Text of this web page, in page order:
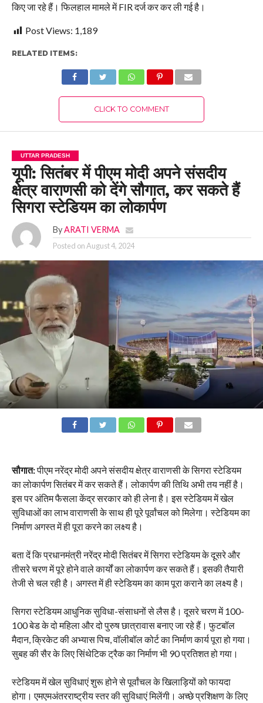
किए जा रहे हैं। फिलहाल मामले में FIR दर्ज कर कर ली गई है।
Post Views: 1,189
RELATED ITEMS:
CLICK TO COMMENT
UTTAR PRADESH
यूपी: सितंबर में पीएम मोदी अपने संसदीय
क्षेत्र वाराणसी को देंगे सौगात, कर सकते हैं
सिगरा स्टेडियम का लोकार्पण
By ARATI VERMA
Posted onAugust 4, 2024
सौगात:पीएम नरेंद्र मोदी अपने संसदीय क्षेत्र वाराणसी के सिगरा स्टेडियम
का लोकार्पण सितंबर में कर सकते हैं। लोकार्पण की तिथि अभी तय नहीं है।
इस पर अंतिम फैसला केंद्र सरकार को ही लेना है। इस स्टेडियम में खेल
सुविधाओं का लाभ वाराणसी के साथ ही पूरे पूर्वांचल को मिलेगा। स्टेडियम का
निर्माण अगस्त में ही पूरा करने का लक्ष्य है।
बता दें कि प्रधानमंत्री नरेंद्र मोदी सितंबर में सिगरा स्टेडियम के दूसरे और
तीसरे चरण में पूरे होने वाले कार्यों का लोकार्पण कर सकते हैं। इसकी तैयारी
तेजी से चल रही है। अगस्त में ही स्टेडियम का काम पूरा कराने का लक्ष्य है।
सिगरा स्टेडियम आधुनिक सुविधा-संसाधनों से लैस है। दूसरे चरण में 100-
100 बेड के दो महिला और दो पुरुष छात्रावास बनाए जा रहे हैं। फुटबॉल
मैदान, क्रिकेट की अभ्यास पिच, वॉलीबॉल कोर्ट का निर्माण कार्य पूरा हो गया।
सुबह की सैर के लिए सिंथेटिक ट्रैक का निर्माण भी 90 प्रतिशत हो गया।
स्टेडियम में खेल सुविधाएं शुरू होने से पूर्वांचल के खिलाड़ियों को फायदा
होगा। एमएमअंतरराष्ट्रीय स्तर की सुविधाएं मिलेंगी। अच्छे प्रशिक्षण के लिए